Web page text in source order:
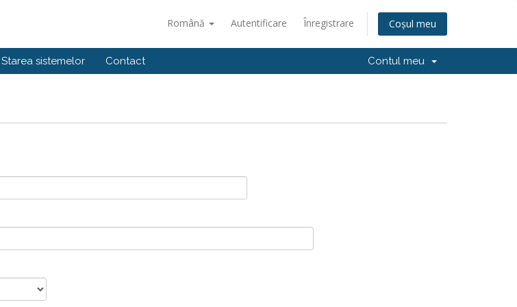
Română Autentificare Înregistrare Coșul meu
Starea sistemelor Contact Contul meu